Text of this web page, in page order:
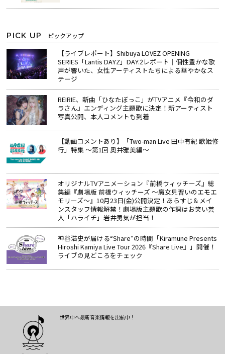
PICK UP ピックアップ
【ライブレポート】Shibuya LOVEZ OPENING
SERIES「Lantis DAYZ」DAY.2レポート｜個性豊かな歌
声が響いた、女性アーティストたちによる華やかなス
テージ
REIRIE、新曲「ひなたぼっこ」がTVアニメ『令和のダ
ラさん』エンディング主題歌に決定！新アーティスト
写真公開、本人コメントも到着
【動画コメントあり】「Two-man Live 田中有紀 歌姫修
行」特集 ～第1回 奥井雅美編～
オリジナルTVアニメーション『前橋ウィッチーズ』総
集編『劇場版 前橋ウィッチーズ ～魔女見習いのエモエ
モリーズ～』10月23日(金)公開決定！あらすじ＆メイ
ンスタッフ情報解禁！劇場版主題歌の作詞はお笑い芸
人「ハライチ」岩井勇気が担当！
神谷浩史が届ける“Share”の時間――「Kiramune Presents
Hiroshi Kamiya Live Tour 2026『Share Live』」開催！
ライブの見どころをチェック
世界中へ最新音楽情報を出航中！